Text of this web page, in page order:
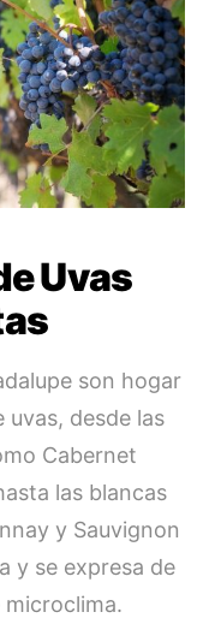
Uvas
son hogar
uvas, desde las
Cabernet
las blancas
y Sauvignon
y se expresa de
microclima.